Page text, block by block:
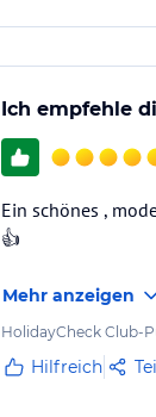
Ich empfehle
Ein schönes ,
👍
Mehr anzeigen
HolidayCheck Club-
Hilfreich